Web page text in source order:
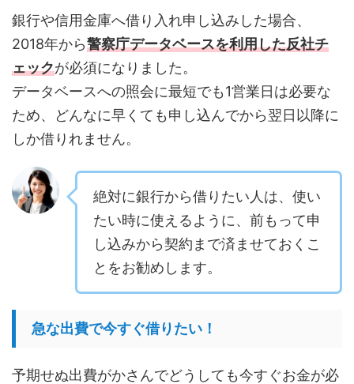
銀行や信用金庫へ借り入れ申し込みした場合、
2018年から警察庁データベースを利用した反社チ
ェックが必須になりました。
データベースへの照会に最短でも1営業日は必要な
ため、どんなに早くても申し込んでから翌日以降に
しか借りれません。
絶対に銀行から借りたい人は、使い
たい時に使えるように、前もって申
し込みから契約まで済ませておくこ
とをお勧めします。
急な出費で今すぐ借りたい！
予期せぬ出費がかさんでどうしても今すぐお金が必